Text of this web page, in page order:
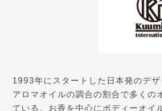
1993年にスタートした日本発のデザ
アロマオイルの調合の割合で多くの
ている。お香を中心にボディーオイ